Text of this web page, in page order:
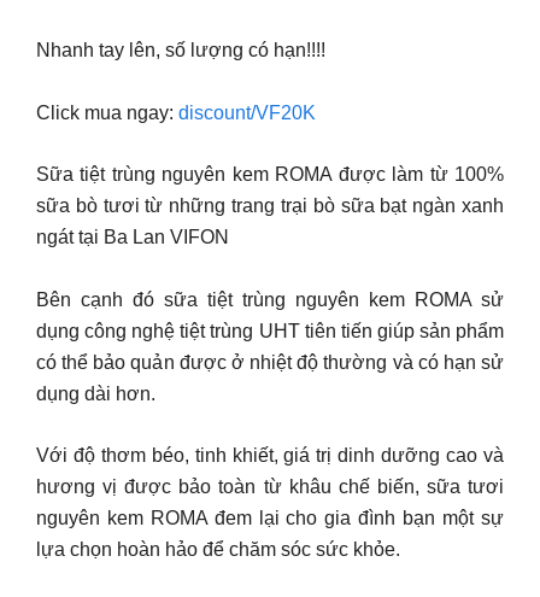
Nhanh tay lên, số lượng có hạn!!!!
Click mua ngay: discount/VF20K
Sữa tiệt trùng nguyên kem ROMA được làm từ 100%
sữa bò tươi từ những trang trại bò sữa bạt ngàn xanh
ngát tại Ba Lan VIFON
Bên cạnh đó sữa tiệt trùng nguyên kem ROMA sử
dụng công nghệ tiệt trùng UHT tiên tiến giúp sản phẩm
có thể bảo quản được ở nhiệt độ thường và có hạn sử
dụng dài hơn.
Với độ thơm béo, tinh khiết, giá trị dinh dưỡng cao và
hương vị được bảo toàn từ khâu chế biến, sữa tươi
nguyên kem ROMA đem lại cho gia đình bạn một sự
lựa chọn hoàn hảo để chăm sóc sức khỏe.